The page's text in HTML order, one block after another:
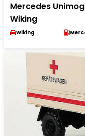
Mercedes
Wiking
Wiking